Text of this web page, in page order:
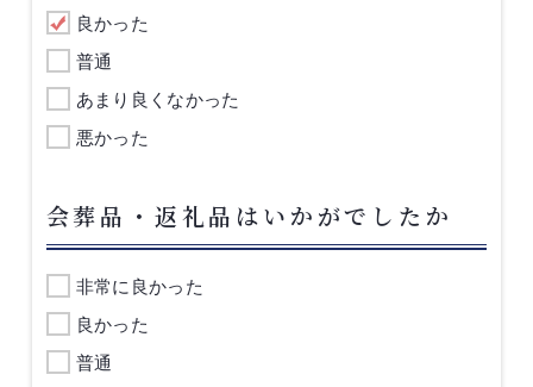
良かった
普通
あまり良くなかった
悪かった
会葬品・返礼品はいかがでしたか
非常に良かった
良かった
普通